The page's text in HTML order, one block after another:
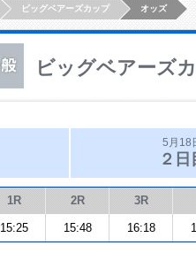
ビッグベアーズカップ オッズ
ビッグベアーズ
5月18
２日
1R 2R 3R
15:25 15:48 16:18